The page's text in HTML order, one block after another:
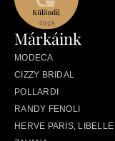
Márkáink
MODECA
CIZZY BRIDAL
POLLARDI
RANDY FENOLI
HERVE PARIS, LIBELLE